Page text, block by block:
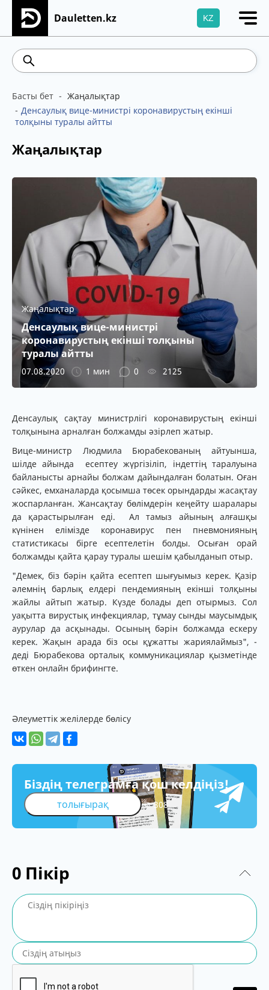
Dauletten.kz KZ
Сіздің өтінішіңіз сәтті жіберілді, Рақмет!
Басты бет
Жаңалықтар
Денсаулық вице-министрі коронавирустың екінші
толқыны туралы айтты
Жаңалықтар
Жаңалықтар
Денсаулық вице-министрі
коронавирустың екінші толқыны
туралы айтты
07.08.2020 1 мин 0 2125
Денсаулық сақтау министрлігі коронавирустың екінші
толқынына арналған болжамды әзірлеп жатыр.
Вице-министр Людмила Бюрабекованың айтуынша,
шілде айында есептеу жүргізіліп, індеттің таралуына
байланысты арнайы болжам дайындалған болатын. Оған
сәйкес, емханаларда қосымша төсек орындарды жасақтау
жоспарланған. Жансақтау бөлімдерін кеңейту шаралары
да қарастырылған еді. Ал тамыз айының алғашқы
күнінен елімізде коронавирус пен пневмонияның
статистикасы бірге есептелетін болды. Осыған орай
болжамды қайта қарау туралы шешім қабылданып отыр.
"Демек, біз бәрін қайта есептеп шығуымыз керек. Қазір
әлемнің барлық елдері пендемияның екінші толқыны
жайлы айтып жатыр. Күзде болады деп отырмыз. Сол
уақытта вирустық инфекциялар, тұмау сынды маусымдық
аурулар да асқынады. Осының бәрін болжамда ескеру
керек. Жақын арада біз осы құжатты жариялаймыз", -
деді Бюрабекова орталық коммуникациялар қызметінде
өткен онлайн брифингте.
Әлеуметтік желілерде бөлісу
Біздің телеграмға қош келдіңіз!
толығырақ 308
0 Пікір